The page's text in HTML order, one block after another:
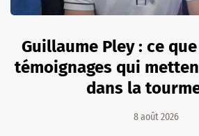
Guillaume Pley : ce
témoignages qui
dans la
8 août 2026